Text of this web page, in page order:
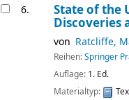
6. State of the
Discoveries
von Ratcliffe,
Reihen:Springer
Auflage: 1. Ed.
Materialtyp: